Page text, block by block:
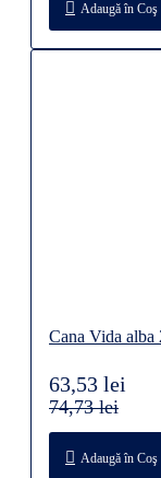
Adaugă în Coş
Cana Vida alba
63,53 lei
74,73 lei
Adaugă în Coş